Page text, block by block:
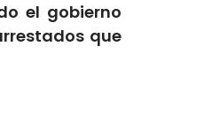
el gobierno
que